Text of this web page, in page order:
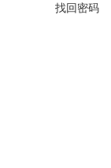
找回密码